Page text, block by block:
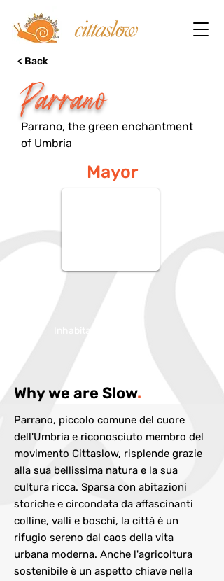
Parrano
< Back
Parrano, the green enchantment
of Umbria
Mayor
Why we are Slow.
Parrano, piccolo comune del cuore
dell'Umbria e riconosciuto membro del
movimento Cittaslow, risplende grazie
alla sua bellissima natura e la sua
cultura ricca. Sparsa con abitazioni
storiche e circondata da affascinanti
colline, valli e boschi, la città è un
rifugio sereno dal caos della vita
urbana moderna. Anche l'agricoltura
sostenibile è un aspetto chiave nella